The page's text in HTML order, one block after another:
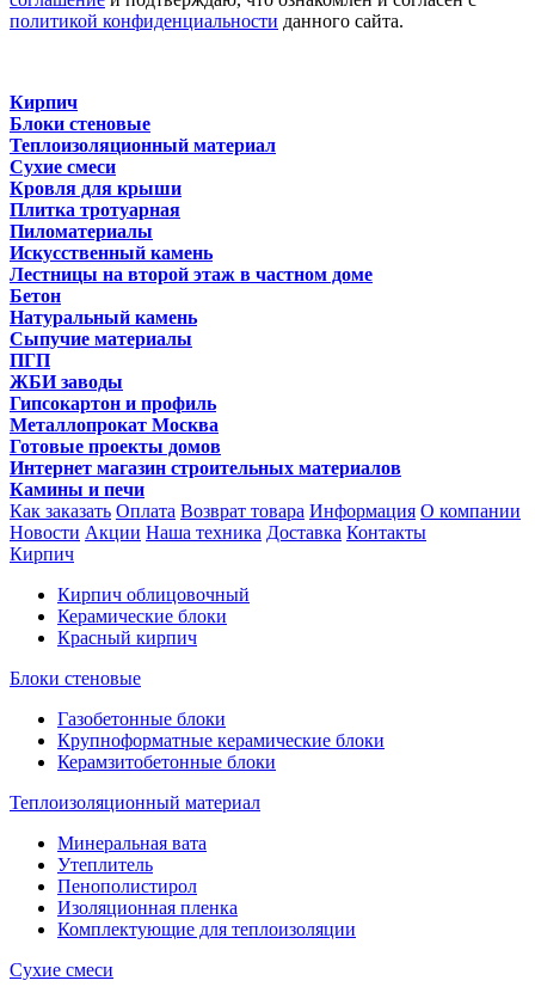
политикой конфиденциальности данного сайта.
Кирпич
Блоки стеновые
Теплоизоляционный материал
Сухие смеси
Кровля для крыши
Плитка тротуарная
Пиломатериалы
Искусственный камень
Лестницы на второй этаж в частном доме
Бетон
Натуральный камень
Сыпучие материалы
ПГП
ЖБИ заводы
Гипсокартон и профиль
Металлопрокат Москва
Готовые проекты домов
Интернет магазин строительных материалов
Камины и печи
Как заказать Оплата Возврат товара Информация О компании
Новости Акции Наша техника Доставка Контакты
Кирпич
Кирпич облицовочный
Керамические блоки
Красный кирпич
Блоки стеновые
Газобетонные блоки
Крупноформатные керамические блоки
Керамзитобетонные блоки
Теплоизоляционный материал
Минеральная вата
Утеплитель
Пенополистирол
Изоляционная пленка
Комплектующие для теплоизоляции
Сухие смеси